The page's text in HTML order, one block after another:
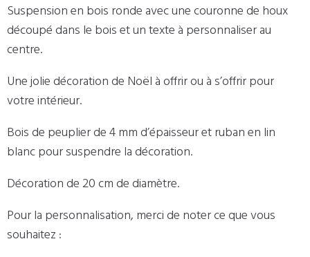
Suspension en bois ronde avec une couronne de houx
découpé dans le bois et un texte à personnaliser au
centre.
Une jolie décoration de Noël à offrir ou à s’offrir pour
votre intérieur.
Bois de peuplier de 4 mm d’épaisseur et ruban en lin
blanc pour suspendre la décoration.
Décoration de 20 cm de diamètre.
Pour la personnalisation, merci de noter ce que vous
souhaitez :